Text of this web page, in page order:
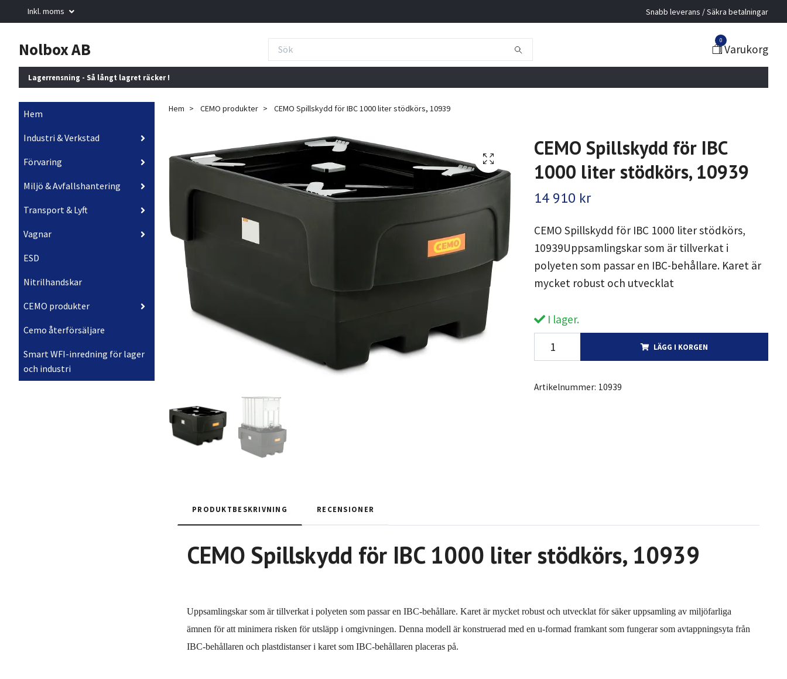
Inkl. moms Snabb leverans / Säkra betalningar
Nolbox AB 0
Varukorg
Lagerrensning - Så långt lagret räcker !
Hem
Industri & Verkstad
Förvaring
Miljö & Avfallshantering
Transport & Lyft
Vagnar
ESD
Nitrilhandskar
CEMO produkter
Cemo återförsäljare
Smart WFI-inredning för lager
och industri
Hem CEMO produkter CEMO Spillskydd för IBC 1000 liter stödkörs, 10939
CEMO Spillskydd för IBC
1000 liter stödkörs, 10939
14 910 kr
CEMO Spillskydd för IBC 1000 liter stödkörs,
10939Uppsamlingskar som är tillverkat i
polyeten som passar en IBC-behållare. Karet är
mycket robust och utvecklat
I lager.
LÄGG I KORGEN
Artikelnummer: 10939
PRODUKTBESKRIVNING RECENSIONER
CEMO Spillskydd för IBC 1000 liter stödkörs, 10939
Uppsamlingskar som är tillverkat i polyeten som passar en IBC-behållare. Karet är mycket robust och utvecklat för säker uppsamling av miljöfarliga
ämnen för att minimera risken för utsläpp i omgivningen. Denna modell är konstruerad med en u-formad framkant som fungerar som avtappningsyta från
IBC-behållaren och plastdistanser i karet som IBC-behållaren placeras på.